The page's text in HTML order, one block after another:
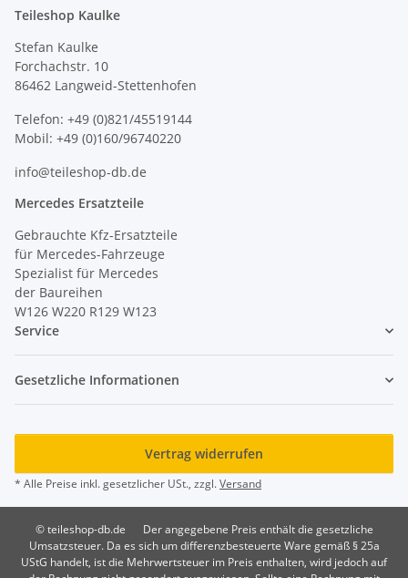
Teileshop Kaulke
Stefan Kaulke
Forchachstr. 10
86462 Langweid-Stettenhofen
Telefon: +49 (0)821/45519144
Mobil: +49 (0)160/96740220
info@teileshop-db.de
Mercedes Ersatzteile
Gebrauchte Kfz-Ersatzteile
für Mercedes-Fahrzeuge
Spezialist für Mercedes
der Baureihen
W126 W220 R129 W123
Service
Gesetzliche Informationen
Vertrag widerrufen
* Alle Preise inkl. gesetzlicher USt., zzgl.Versand
© teileshop-db.de
Der angegebene Preis enthält die gesetzliche
Umsatzsteuer. Da es sich um differenzbesteuerte Ware gemäß § 25a
UStG handelt, ist die Mehrwertsteuer im Preis enthalten, wird jedoch auf